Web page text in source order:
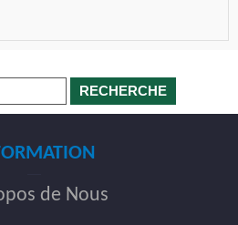
RECHERCHE
de Nous